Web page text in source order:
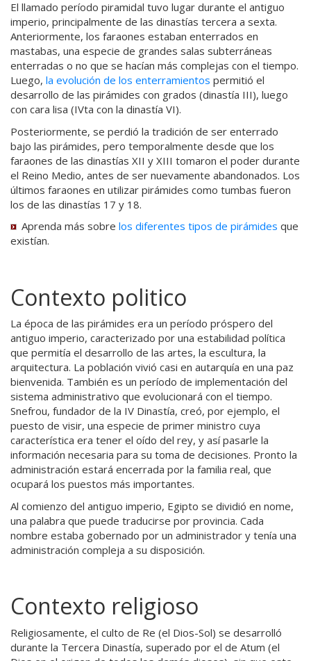
El llamado período piramidal tuvo lugar durante el antiguo
imperio, principalmente de las dinastías tercera a sexta.
Anteriormente, los faraones estaban enterrados en
mastabas, una especie de grandes salas subterráneas
enterradas o no que se hacían más complejas con el tiempo.
Luego, la evolución de los enterramientos permitió el
desarrollo de las pirámides con grados (dinastía III), luego
con cara lisa (IVta con la dinastía VI).
Posteriormente, se perdió la tradición de ser enterrado
bajo las pirámides, pero temporalmente desde que los
faraones de las dinastías XII y XIII tomaron el poder durante
el Reino Medio, antes de ser nuevamente abandonados. Los
últimos faraones en utilizar pirámides como tumbas fueron
los de las dinastías 17 y 18.
Aprenda más sobre los diferentes tipos de pirámides que
existían.
Contexto politico
La época de las pirámides era un período próspero del
antiguo imperio, caracterizado por una estabilidad política
que permitía el desarrollo de las artes, la escultura, la
arquitectura. La población vivió casi en autarquía en una paz
bienvenida. También es un período de implementación del
sistema administrativo que evolucionará con el tiempo.
Snefrou, fundador de la IV Dinastía, creó, por ejemplo, el
puesto de visir, una especie de primer ministro cuya
característica era tener el oído del rey, y así pasarle la
información necesaria para su toma de decisiones. Pronto la
administración estará encerrada por la familia real, que
ocupará los puestos más importantes.
Al comienzo del antiguo imperio, Egipto se dividió en nome,
una palabra que puede traducirse por provincia. Cada
nombre estaba gobernado por un administrador y tenía una
administración compleja a su disposición.
Contexto religioso
Religiosamente, el culto de Re (el Dios-Sol) se desarrolló
durante la Tercera Dinastía, superado por el de Atum (el